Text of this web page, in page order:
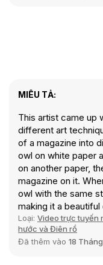
MIÊU TẢ:
This artist came up
different art
of a magazine into
owl on white paper
on another paper,
magazine on it.
owl with the same
making it a beautiful
Loại: Video trực tuyến
hước và Điên rồ
Đã thêm vào 18